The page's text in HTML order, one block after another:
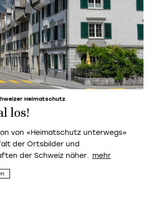
Heimatschutz
los!
von «Heimatschutz unterwegs»
der Ortsbilder und
der Schweiz näher.